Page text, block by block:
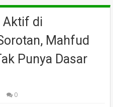
Aktif di
Mahfud
Punya Dasar
0